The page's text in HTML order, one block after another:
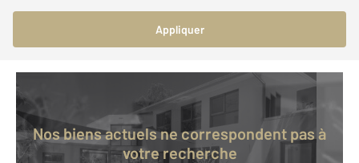
Appliquer
Nos biens actuels ne correspondent pas à
votre recherche